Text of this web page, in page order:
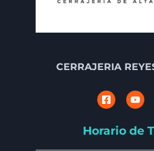
CERRAJERIA
Horario de